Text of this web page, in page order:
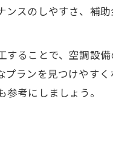
スのしやすさ、補
ることで、空調設
ランを見つけやすく
考にしましょう。